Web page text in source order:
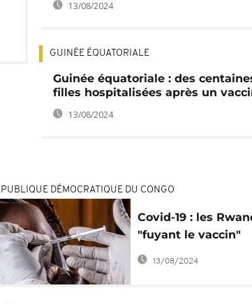
13/08/2024
GUINÉE ÉQUATORIALE
Guinée équatoriale : des
filles hospitalisées après un
13/08/2024
DÉMOCRATIQUE DU CONGO
Covid-19 : les
"fuyant le vaccin"
renvoyés de la RDC
13/08/2024